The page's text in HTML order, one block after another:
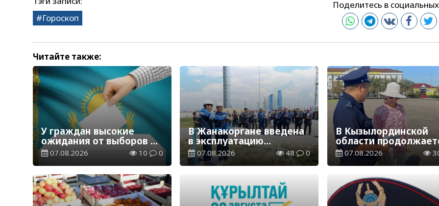
Гороскоп
Поделитесь в
Читайте также:
У граждан высокие
ожидания от выборов в
Курултай – опрос
общественного мнения
07.08.2026 10 0
В Жанакоргане введена
в эксплуатацию
водораспределительная
станция
07.08.2026 48 0
В Кызылординской
области
экологическая акция
«Таза Қазақстан»
07.08.2026